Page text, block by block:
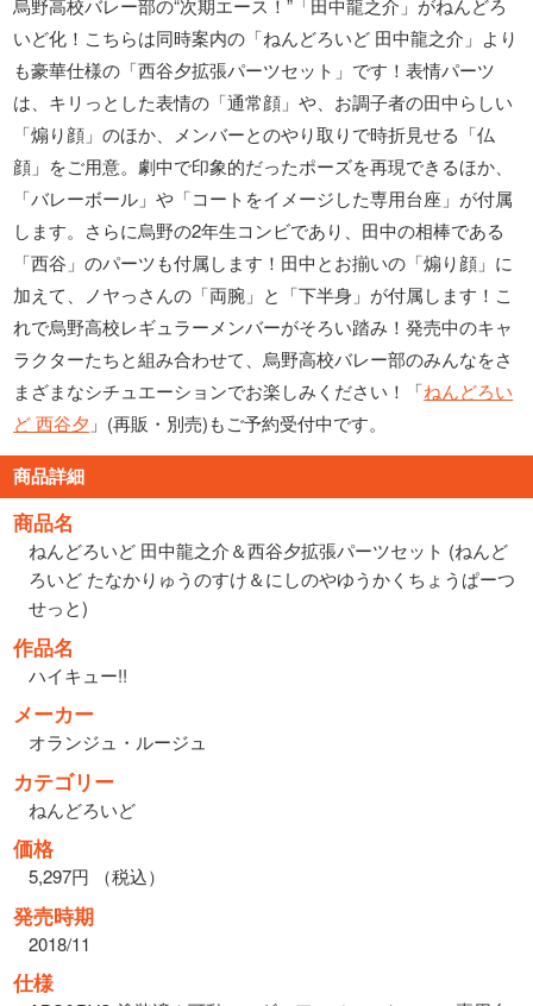
烏野高校バレー部の“次期エース！”「田中龍之介」がねんどろ
いど化！こちらは同時案内の「ねんどろいど 田中龍之介」より
も豪華仕様の「西谷夕拡張パーツセット」です！表情パーツ
は、キリっとした表情の「通常顔」や、お調子者の田中らしい
「煽り顔」のほか、メンバーとのやり取りで時折見せる「仏
顔」をご用意。劇中で印象的だったポーズを再現できるほか、
「バレーボール」や「コートをイメージした専用台座」が付属
します。さらに烏野の2年生コンビであり、田中の相棒である
「西谷」のパーツも付属します！田中とお揃いの「煽り顔」に
加えて、ノヤっさんの「両腕」と「下半身」が付属します！こ
れで烏野高校レギュラーメンバーがそろい踏み！発売中のキャ
ラクターたちと組み合わせて、烏野高校バレー部のみんなをさ
まざまなシチュエーションでお楽しみください！「ねんどろい
ど 西谷夕 」(再販・別売)もご予約受付中です。
商品詳細
商品名
ねんどろいど 田中龍之介＆西谷夕拡張パーツセット (ねんど
ろいど たなかりゅうのすけ＆にしのやゆうかくちょうぱーつ
せっと)
作品名
ハイキュー!!
メーカー
オランジュ・ルージュ
カテゴリー
ねんどろいど
価格
5,297円 （税込）
発売時期
2018/11
仕様